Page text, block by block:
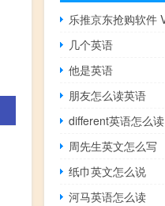
几个英语
他是英语
朋友怎么读英语
different英语怎么读
周先生英文怎么写
纸巾英文怎么说
河马英语怎么读